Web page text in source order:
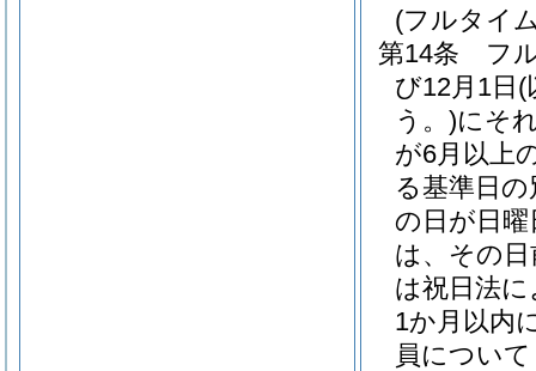
(フルタイ
第14条
フ
び12月1日 (
う。)にそ
が6月以上
る基準日
の日が日
は、その
は祝日法
1か月以内
員につい